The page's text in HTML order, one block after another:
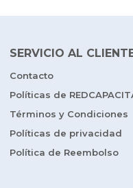
SERVICIO AL
Contacto
Políticas de
Términos y Condiciones
Políticas de privacidad
Política de Reembolso